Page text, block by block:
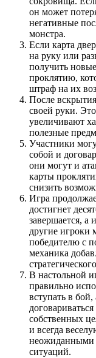
он может
негативные
монстра.
Если карта
на руку или
получить
проклятию,
штраф на их
После
своей руки.
увеличивают
полезные
Участники
собой и
они могут и
карты
снизить
Игра
достигнет
завершается, а
другие игроки
победителю с
механика
В настольной
правильно
вступать в бой,
собственных
и всегда
неожиданными
ситуаций.